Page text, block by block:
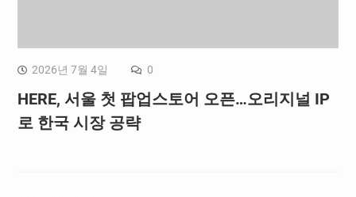
2026년 7월 4일 0
HERE, 서울 첫 팝업스토어 오픈…오리지널 IP
로 한국 시장 공략